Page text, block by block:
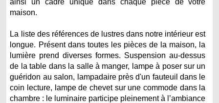
maison.
La liste des références de lustres dans notre intérieur est
longue. Présent dans toutes les pièces de la maison, la
lumière prend diverses formes. Suspension au-dessus
de la table dans la salle à manger, lampe à poser sur un
guéridon au salon, lampadaire près d'un fauteuil dans le
coin lecture, lampe de chevet sur une commode dans la
chambre : le luminaire participe pleinement à l’ambiance